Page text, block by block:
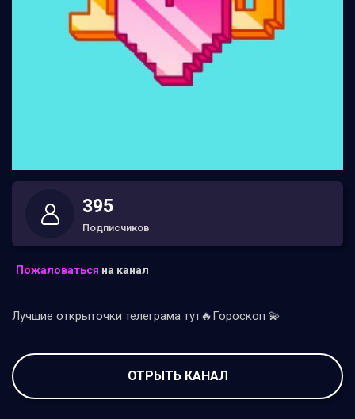
395
Подписчиков
Пожаловаться на канал
Лучшие открыточки телеграма тут🔥Гороскоп 💫
ОТРЫТЬ КАНАЛ